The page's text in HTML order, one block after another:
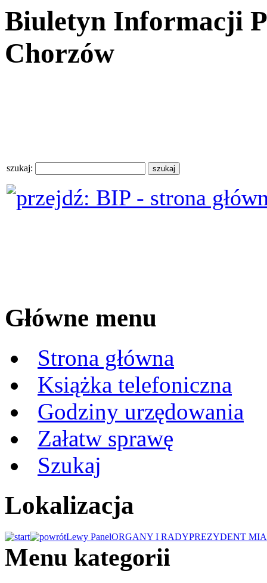
Biuletyn Informacji
Chorzów
szukaj:
Główne menu
Strona główna
Książka telefoniczna
Godziny urzędowania
Załatw sprawę
Szukaj
Lokalizacja
Lewy PanelORGANY I RADYPREZYDENT
Menu kategorii